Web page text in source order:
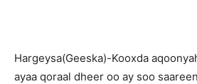
Hargeysa(Geeska)-Kooxda
ayaa qoraal dheer oo ay soo